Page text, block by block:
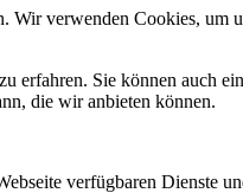
verwenden Cookies,
erfahren. Sie können auch
die wir anbieten können.
verfügbaren Dienste